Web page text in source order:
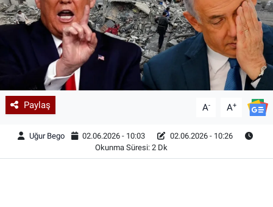
Paylaş A- A+
Uğur Bego 02.06.2026 - 10:03
02.06.2026 - 10:26
Okunma Süresi: 2 Dk